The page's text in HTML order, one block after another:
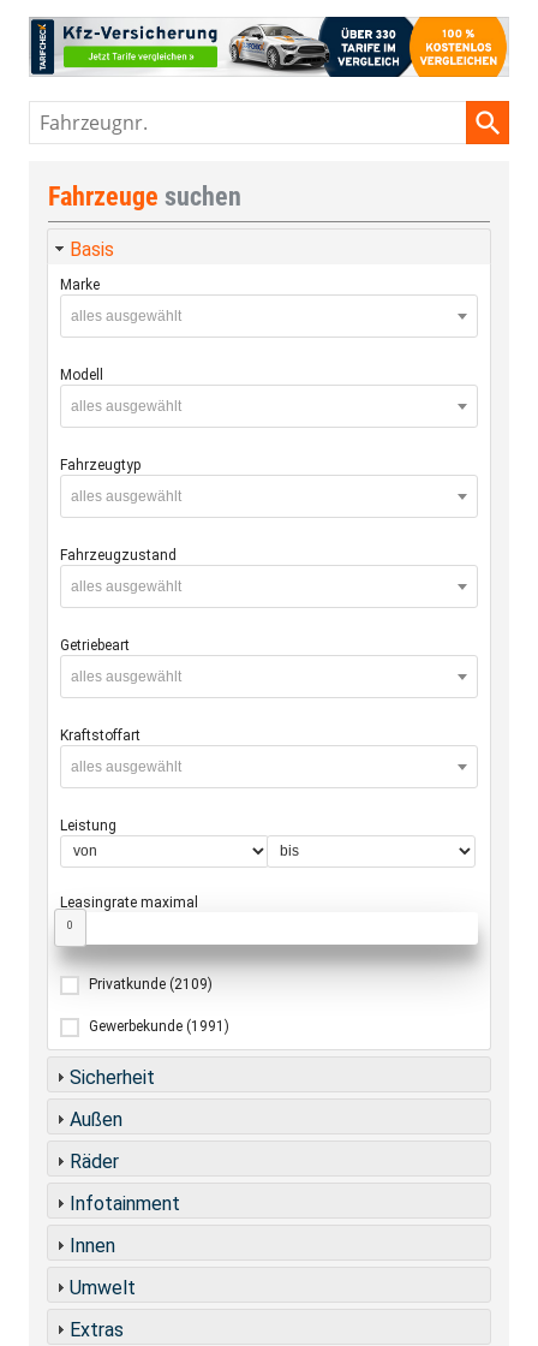
Fahrzeugnr.
Fahrzeuge suchen
Basis
Marke
alles ausgewählt
Modell
alles ausgewählt
Fahrzeugtyp
alles ausgewählt
Fahrzeugzustand
alles ausgewählt
Getriebeart
alles ausgewählt
Kraftstoffart
alles ausgewählt
Leistung
Leasingrate maximal
0
Privatkunde (2109)
Gewerbekunde (1991)
Sicherheit
Außen
Räder
Infotainment
Innen
Umwelt
Extras